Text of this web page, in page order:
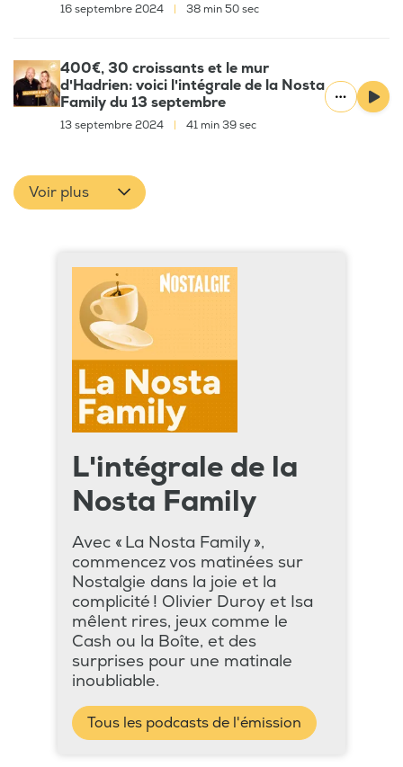
16 septembre 2024 38 min 50 sec
400€, 30 croissants et le mur
d'Hadrien: voici l'intégrale de la Nosta
Family du 13 septembre
13 septembre 2024 41 min 39 sec
Voir plus
L'intégrale de la
Nosta Family
Avec « La Nosta Family »,
commencez vos matinées sur
Nostalgie dans la joie et la
complicité ! Olivier Duroy et Isa
mêlent rires, jeux comme le
Cash ou la Boîte, et des
surprises pour une matinale
inoubliable.
Tous les podcasts de l'émission